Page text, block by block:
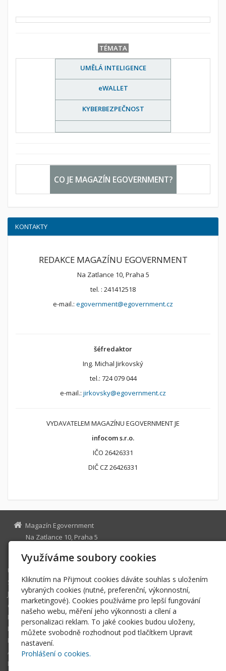
TÉMATA
UMĚLÁ INTELIGENCE
eWALLET
KYBERBEZPEČNOST
CO JE MAGAZÍN EGOVERNMENT?
KONTAKTY
REDAKCE MAGAZÍNU EGOVERNMENT
Na Zatlance 10, Praha 5
tel. : 241412518
e-mail.: egovernment@egovernment.cz
šéfredaktor
Ing. Michal Jirkovský
tel.: 724 079 044
e-mail.: jirkovsky@egovernment.cz
VYDAVATELEM MAGAZÍNU EGOVERNMENT JE
infocom s.r.o.
IČO 26426331
DIČ CZ 26426331
Magazín Egovernment
Na Zatlance 10, Praha 5
egovernment@egovernment.cz
Úvodní stránka
STUDIO
JIHLAVA
eOSOBNOST
ROK INFORMATIKY
MIKULOV
EGOVERNMENT THE BEST
ARCHIV MAGAZÍNU
DOTAZ
Využíváme soubory cookies
Kliknutím na Přijmout cookies dáváte souhlas s uložením
vybraných cookies (nutné, preferenční, výkonnostní,
marketingové). Cookies používáme pro lepší fungování
našeho webu, měření jeho výkonnosti a cílení a
personalizaci reklam. To jaké cookies budou uloženy,
můžete svobodně rozhodnout pod tlačítkem Upravit
nastavení.
Prohlášení o cookies.